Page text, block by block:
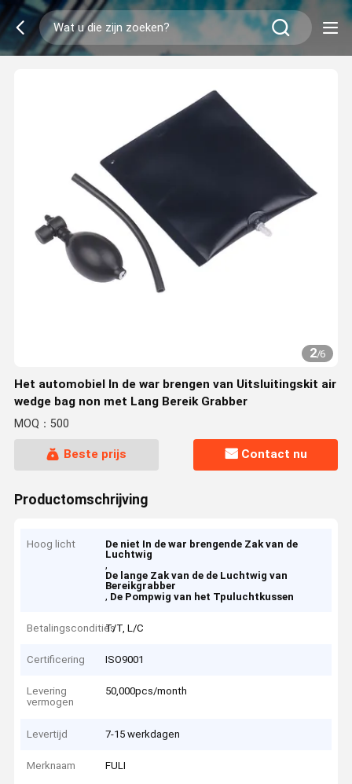
2/6
Het automobiel In de war brengen van Uitsluitingskit air
wedge bag non met Lang Bereik Grabber
MOQ：500
Beste prijs Contact nu
Productomschrijving
Hoog licht
De niet In de war brengende Zak van de
Luchtwig
,
De lange Zak van de de Luchtwig van
Bereikgrabber
, De Pompwig van het Tpuluchtkussen
BetalingsconditiesT/T, L/C
Certificering ISO9001
Levering
vermogen
50,000pcs/month
Levertijd 7-15 werkdagen
Merknaam FULI